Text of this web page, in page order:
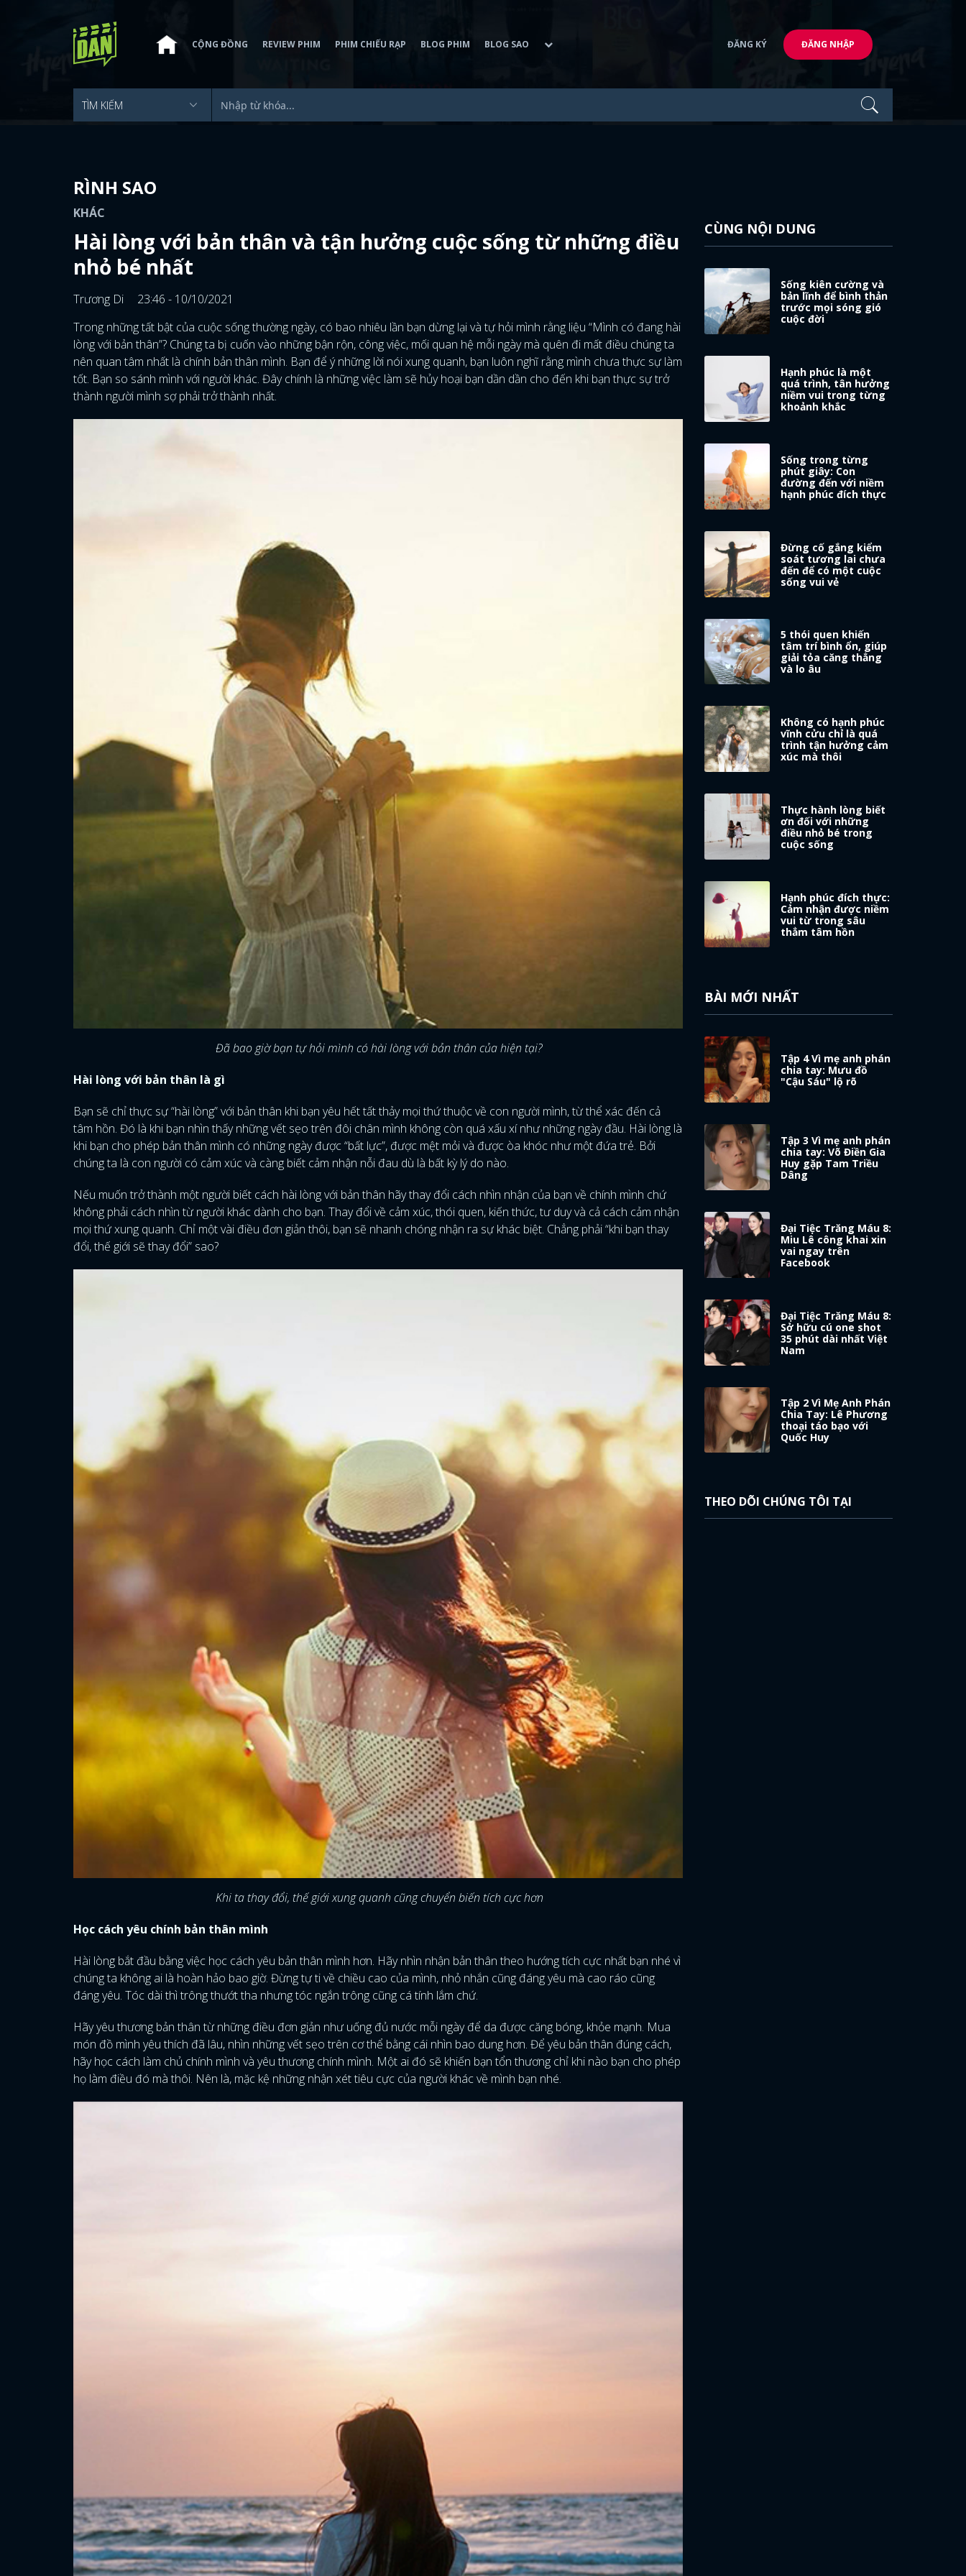
ĐĂNG NHẬP
FACEBOOK GOOGLE
CỘNG ĐỒNG REVIEW PHIM PHIM CHIẾU RẠP BLOG PHIM BLOG SAO ĐĂNG KÝ ĐĂNG NHẬP
RÌNH SAO
KHÁC
Hài lòng với bản thân và tận hưởng cuộc sống từ những điều
nhỏ bé nhất
Trương Di
23:46 - 10/10/2021
Trong những tất bật của cuộc sống thường ngày, có bao nhiêu lần bạn dừng lại và tự hỏi mình rằng liệu “Mình có đang hài
lòng với bản thân”? Chúng ta bị cuốn vào những bận rộn, công việc, mối quan hệ mỗi ngày mà quên đi mất điều chúng ta
nên quan tâm nhất là chính bản thân mình. Bạn để ý những lời nói xung quanh, bạn luôn nghĩ rằng mình chưa thực sự làm
tốt. Bạn so sánh mình với người khác. Đây chính là những việc làm sẽ hủy hoại bạn dần dần cho đến khi bạn thực sự trở
thành người mình sợ phải trở thành nhất.
Đã bao giờ bạn tự hỏi mình có hài lòng với bản thân của hiện tại?
Hài lòng với bản thân là gì
Bạn sẽ chỉ thực sự “hài lòng” với bản thân khi bạn yêu hết tất thảy mọi thứ thuộc về con người mình, từ thể xác đến cả
tâm hồn. Đó là khi bạn nhìn thấy những vết sẹo trên đôi chân mình không còn quá xấu xí như những ngày đầu. Hài lòng là
khi bạn cho phép bản thân mình có những ngày được “bất lực”, được mệt mỏi và được òa khóc như một đứa trẻ. Bởi
chúng ta là con người có cảm xúc và càng biết cảm nhận nỗi đau dù là bất kỳ lý do nào.
Nếu muốn trở thành một người biết cách hài lòng với bản thân hãy thay đổi cách nhìn nhận của bạn về chính mình chứ
không phải cách nhìn từ người khác dành cho bạn. Thay đổi về cảm xúc, thói quen, kiến thức, tư duy và cả cách cảm nhận
mọi thứ xung quanh. Chỉ một vài điều đơn giản thôi, bạn sẽ nhanh chóng nhận ra sự khác biệt. Chẳng phải “khi bạn thay
đổi, thế giới sẽ thay đổi” sao?
Khi ta thay đổi, thế giới xung quanh cũng chuyển biến tích cực hơn
Học cách yêu chính bản thân mình
Hài lòng bắt đầu bằng việc học cách yêu bản thân mình hơn. Hãy nhìn nhận bản thân theo hướng tích cực nhất bạn nhé vì
chúng ta không ai là hoàn hảo bao giờ. Đừng tự ti về chiều cao của mình, nhỏ nhắn cũng đáng yêu mà cao ráo cũng
đáng yêu. Tóc dài thì trông thướt tha nhưng tóc ngắn trông cũng cá tính lắm chứ.
Hãy yêu thương bản thân từ những điều đơn giản như uống đủ nước mỗi ngày để da được căng bóng, khỏe mạnh. Mua
món đồ mình yêu thích đã lâu, nhìn những vết sẹo trên cơ thể bằng cái nhìn bao dung hơn. Để yêu bản thân đúng cách,
hãy học cách làm chủ chính mình và yêu thương chính mình. Một ai đó sẽ khiến bạn tổn thương chỉ khi nào bạn cho phép
họ làm điều đó mà thôi. Nên là, mặc kệ những nhận xét tiêu cực của người khác về mình bạn nhé.
CÙNG NỘI DUNG
Sống kiên cường và
bản lĩnh để bình thản
trước mọi sóng gió
cuộc đời
Hạnh phúc là một
quá trình, tân hưởng
niềm vui trong từng
khoảnh khắc
Sống trong từng
phút giây: Con
đường đến với niềm
hạnh phúc đích thực
Đừng cố gắng kiểm
soát tương lai chưa
đến để có một cuộc
sống vui vẻ
5 thói quen khiến
tâm trí bình ổn, giúp
giải tỏa căng thẳng
và lo âu
Không có hạnh phúc
vĩnh cửu chỉ là quá
trình tận hưởng cảm
xúc mà thôi
Thực hành lòng biết
ơn đối với những
điều nhỏ bé trong
cuộc sống
Hạnh phúc đích thực:
Cảm nhận được niềm
vui từ trong sâu
thẳm tâm hồn
BÀI MỚI NHẤT
Tập 4 Vì mẹ anh phán
chia tay: Mưu đồ
"Cậu Sáu" lộ rõ
Tập 3 Vì mẹ anh phán
chia tay: Võ Điền Gia
Huy gặp Tam Triều
Dâng
Đại Tiệc Trăng Máu 8:
Miu Lê công khai xin
vai ngay trên
Facebook
Đại Tiệc Trăng Máu 8:
Sở hữu cú one shot
35 phút dài nhất Việt
Nam
Tập 2 Vì Mẹ Anh Phán
Chia Tay: Lê Phương
thoại táo bạo với
Quốc Huy
THEO DÕI CHÚNG TÔI TẠI